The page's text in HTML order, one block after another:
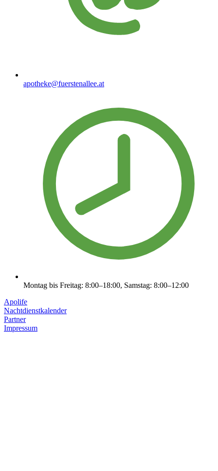
apotheke@fuerstenallee.at
Montag bis Freitag: 8:00–18:00, Samstag: 8:00–12:00
Apolife
Nachtdienstkalender
Partner
Impressum